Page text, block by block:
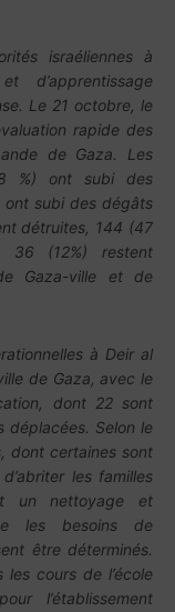
israéliennes à
d’apprentissage
Le 21 octobre, le
rapide des
de Gaza. Les
%) ont subi des
ont subi des dégâts
détruites, 144 (47
36 (12%) restent
Gaza-ville et de
à Deir al
de Gaza, avec le
dont 22 sont
déplacées. Selon le
dont certaines sont
les familles
un nettoyage et
les besoins de
être déterminés.
cours de l’école
l’établissement